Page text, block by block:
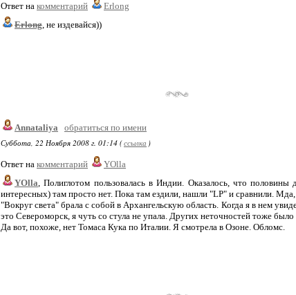
Ответ на комментарий
Erlong
Erlong, не издевайся))
Annataliya
обратиться по имени
Суббота, 22 Ноября 2008 г. 01:14 (ссылка )
Ответ на комментарий
YOlla
YOlla, Полиглотом пользовалась в Индии. Оказалось, что половины
интересных) там просто нет. Пока там ездили, нашли "LP" и сравнили.
"Вокруг света" брала с собой в Архангельскую область. Когда я в нем
это Североморск, я чуть со стула не упала. Других неточностей тоже
Да вот, похоже, нет Томаса Кука по Италии. Я смотрела в Озоне. Обломс.